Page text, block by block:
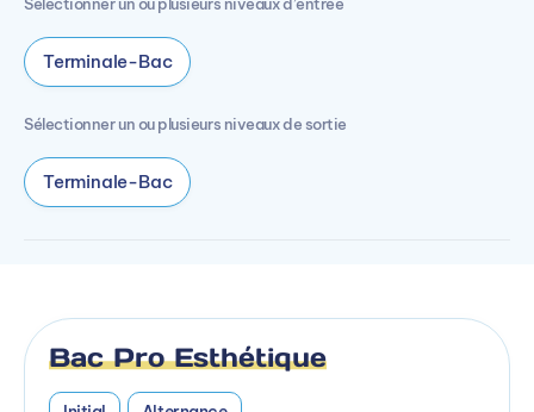
Terminale-Bac
Sélectionner un ou plusieurs niveaux de sortie
Terminale-Bac
Bac Pro Esthétique